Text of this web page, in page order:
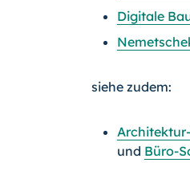
Digitale
siehe zudem:
und Büro-